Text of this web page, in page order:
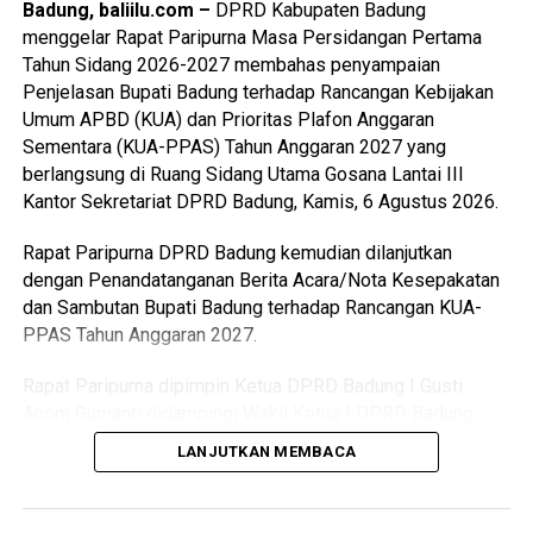
Asli Daerah (PAD) Badung bisa semakin meningkat dan
tahun berikutnya meningkat pula.
Ditambah lagi, semua Pendapatan Daerah Badung lahir dari
pariwisata. Seperti diketahui bersama bahwa pariwisata
sangat rentan dengan isu dan resiko. “Kami berharap
masyarakat Badung, mari kita jaga ini begitu pula usaha-
usaha yang berhubungan dengan pariwisata. Mudah-
pariwisata ini berjalan sesuai dengan keinginan kita
bersama,” ujar Anom Gumanti.
Sementara itu, Bupati Badung I Wayan Adi Arnawa
sebagai dasar pedoman dalam merancang Rencana APBD
Badung, baliilu.com – DPRD Kabupaten Badung
menggelar Rapat Paripurna Masa Persidangan Pertama
Tahun Sidang 2026-2027 membahas penyampaian
Penjelasan Bupati Badung terhadap Rancangan Kebijakan
Umum APBD (KUA) dan Prioritas Plafon Anggaran
Sementara (KUA-PPAS) Tahun Anggaran 2027 yang
berlangsung di Ruang Sidang Utama Gosana Lantai III
Kantor Sekretariat DPRD Badung, Kamis, 6 Agustus 2026.
Rapat Paripurna DPRD Badung kemudian dilanjutkan
dengan Penandatanganan Berita Acara/Nota Kesepakatan
dan Sambutan Bupati Badung terhadap Rancangan KUA-
PPAS Tahun Anggaran 2027.
Anak Agung Ngurah Ketut Agus Nadi Putra dan Wakil Ketua
III DPRD Badung I Made Sunarta serta dihadiri Anggota
LANJUTKAN MEMBACA